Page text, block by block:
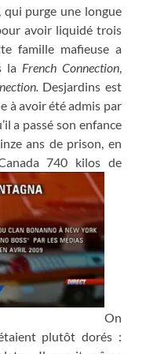
purge une longue
avoir liquidé trois
famille mafieuse a
la French Connection,
Desjardins est
à avoir été admis par
a passé son enfance
ans de prison, en
740 kilos de
On
plutôt dorés :